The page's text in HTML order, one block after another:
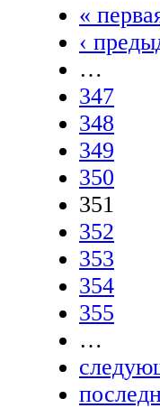
«
‹
…
347
348
349
350
351
352
353
354
355
…